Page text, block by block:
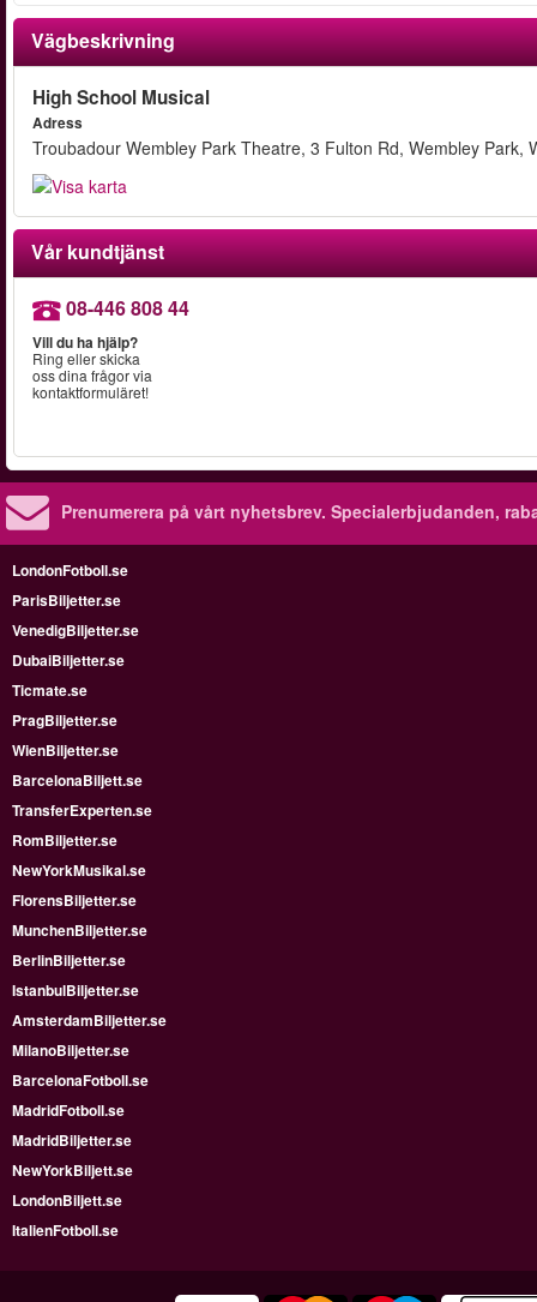
Vägbeskrivning
High School Musical
Adress
Troubadour Wembley Park Theatre, 3 Fulton Rd, Wembley Park,
Vår kundtjänst
08-446 808 44
Vill du ha hjälp?
Ring eller skicka
oss dina frågor via
kontaktformuläret!
Prenumerera på vårt nyhetsbrev. Specialerbjudanden,
LondonFotboll.se
ParisBiljetter.se
VenedigBiljetter.se
DubaiBiljetter.se
Ticmate.se
PragBiljetter.se
WienBiljetter.se
BarcelonaBiljett.se
TransferExperten.se
RomBiljetter.se
NewYorkMusikal.se
FlorensBiljetter.se
MunchenBiljetter.se
BerlinBiljetter.se
IstanbulBiljetter.se
AmsterdamBiljetter.se
MilanoBiljetter.se
BarcelonaFotboll.se
MadridFotboll.se
MadridBiljetter.se
NewYorkBiljett.se
LondonBiljett.se
ItalienFotboll.se